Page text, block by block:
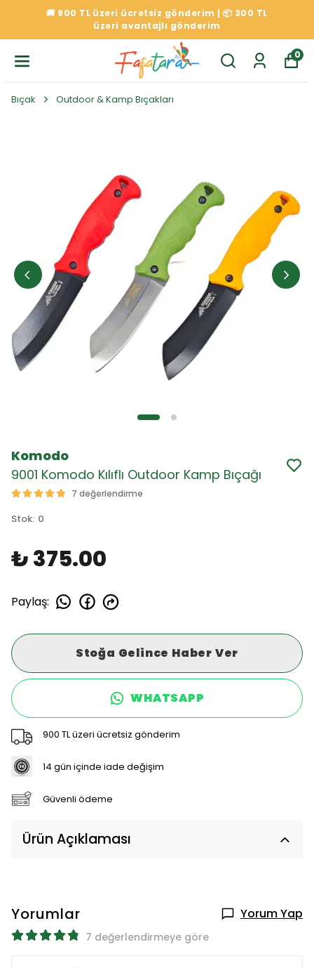
🚚 900 TL üzeri ücretsiz gönderim | 📦 300 TL
üzeri avantajlı gönderim
0
Bıçak Outdoor & Kamp Bıçakları
Komodo
9001 Komodo Kılıflı Outdoor Kamp Bıçağı
7 değerlendirme
Stok: 0
₺ 375.00
Paylaş:
Stoğa Gelince Haber Ver
WHATSAPP
900 TL üzeri ücretsiz gönderim
14 gün içinde iade değişim
Güvenli ödeme
Ürün Açıklaması
Yorumlar Yorum Yap
7 değerlendirmeye göre